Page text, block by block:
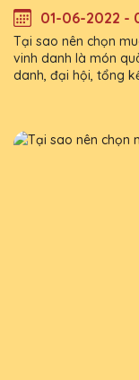
01-06-2022
Tại sao nên chọn
vinh danh là món
danh, đại hội, tổng